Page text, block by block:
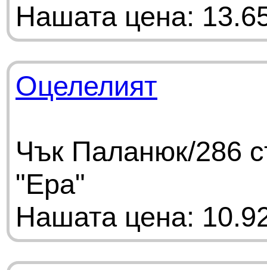
Нашата цена:
Оцелелият
Чък Паланюк/286
"Ера"
Нашата цена: